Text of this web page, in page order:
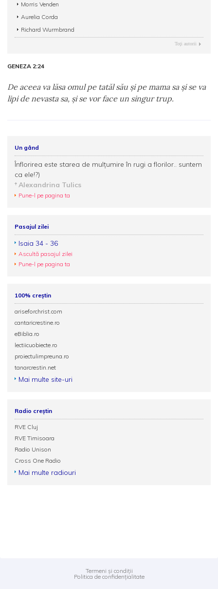
Morris Venden
Aurelia Corda
Richard Wurmbrand
Toţi autorii
GENEZA 2:24
De aceea va lăsa omul pe tatăl său şi pe mama sa şi se va
lipi de nevasta sa, şi se vor face un singur trup.
Un gând
Înflorirea este starea de mulțumire în rugi a florilor.. suntem
ca ele!?)
Alexandrina Tulics
Pune-l pe pagina ta
Pasajul zilei
Isaia 34 - 36
Ascultă pasajul zilei
Pune-l pe pagina ta
100% creștin
ariseforchrist.com
cantaricrestine.ro
eBiblia.ro
lectiicuobiecte.ro
proiectulimpreuna.ro
tanarcrestin.net
Mai multe site-uri
Radio creștin
RVE Cluj
RVE Timisoara
Radio Unison
Cross One Radio
Mai multe radiouri
Termeni și condiții
Politica de confidențialitate